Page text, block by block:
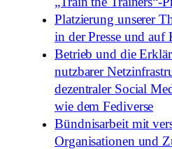
Platzierung unserer
in der Presse und auf
Betrieb und die
nutzbarer
dezentraler Social
wie dem Fediverse
Bündnisarbeit mit
Organisationen und